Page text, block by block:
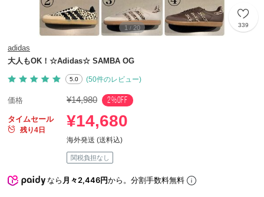
1 / 20 339
adidas
大人もOK！☆Adidas☆ SAMBA OG
5.0 (50件のレビュー)
価格 ¥14,980 2%OFF
タイムセール
残り4日
¥14,680
海外発送 (送料込)
関税負担なし
なら月々2,446円から。分割手数料無料